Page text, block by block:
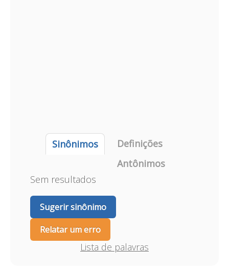
Sinônimos
Definições
Antônimos
Sem resultados
Sugerir sinônimo
Relatar um erro
Lista de palavras